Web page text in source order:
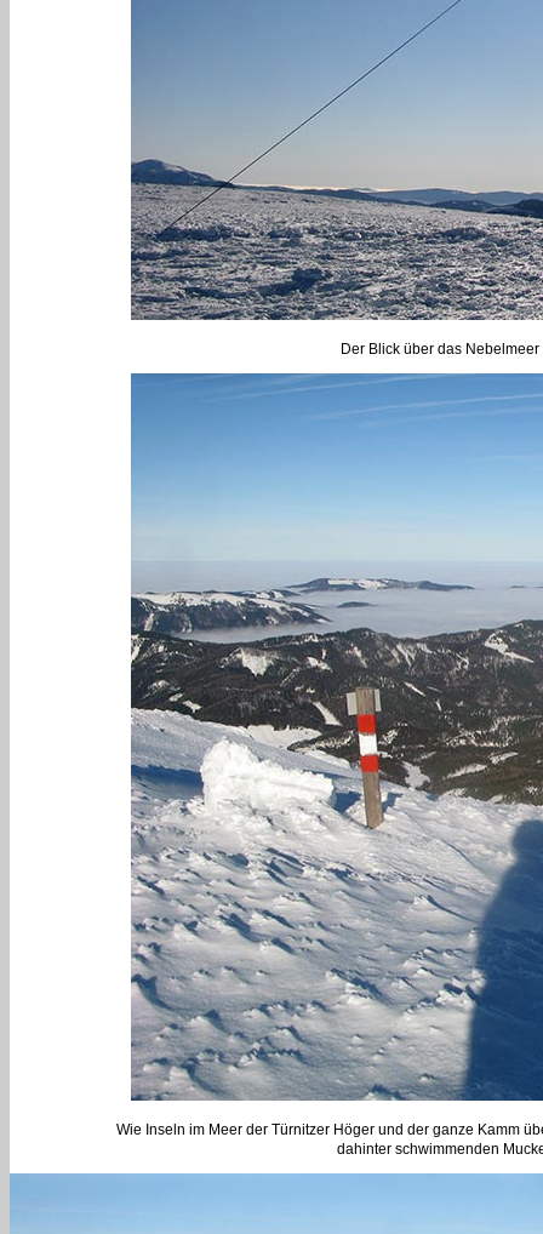
Der Blick über das
Wie Inseln im Meer der Türnitzer Höger und der ganze Kamm
dahinter schwimmenden